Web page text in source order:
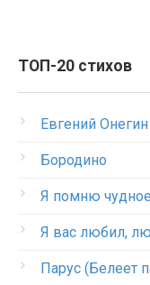
ТОП-20 стихов
Евгений Онегин
Бородино
Я помню
Я вас любил,
Парус (Белеет